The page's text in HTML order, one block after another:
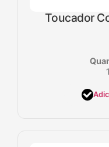
Toucador